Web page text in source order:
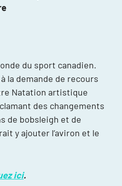
du sport canadien.
la demande de recours
Natation artistique
des changements
de bobsleigh et de
y ajouter l’aviron et le
ici.